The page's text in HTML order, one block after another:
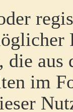
die
im